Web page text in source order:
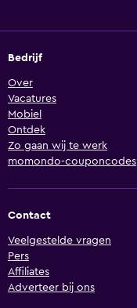
Bedrijf
Over
Vacatures
Mobiel
Ontdek
Zo gaan wij te werk
momondo-couponcodes
Contact
Veelgestelde vragen
Pers
Affiliates
Adverteer bij ons